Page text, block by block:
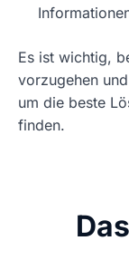
Es ist wichtig,
vorzugehen
um die beste
finden.